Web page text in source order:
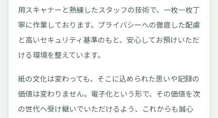
用スキャナーと熟練したスタッフの技術で、一枚一枚丁
寧に作業しております。プライバシーへの徹底した配慮
と高いセキュリティ基準のもと、安心してお預けいただ
ける環境を整えています。
紙の文化は変わっても、そこに込められた思いや記録の
価値は変わりません。電子化という形で、その価値を次
の世代へ受け継いでいただけるよう、これからも誠心